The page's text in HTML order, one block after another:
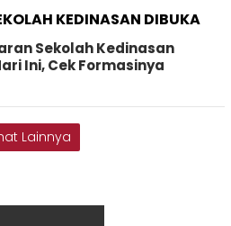
KEDINASAN DIBUKA
Sekolah Kedinasan
Ini, Cek Formasinya
Lainnya